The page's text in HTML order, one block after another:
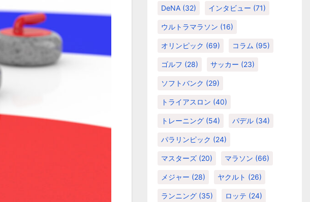
DeNA (32) インタビュー (71)
ウルトラマラソン (16)
オリンピック (69) コラム (95)
ゴルフ (28) サッカー (23)
ソフトバンク (29)
トライアスロン (40)
トレーニング (54) パデル (34)
パラリンピック (24)
マスターズ (20) マラソン (66)
メジャー (28) ヤクルト (26)
ランニング (35) ロッテ (24)